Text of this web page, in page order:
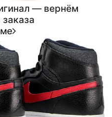
— вернём